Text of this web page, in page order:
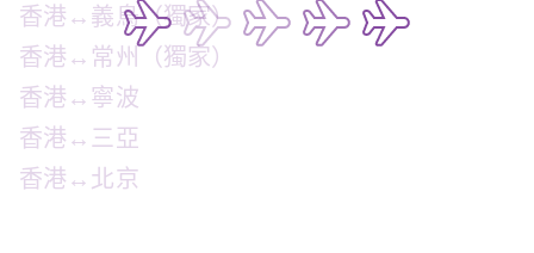
香港↔️義烏（獨家）
香港↔️常州（獨家）
香港↔️寧波
香港↔️三亞
香港↔️北京